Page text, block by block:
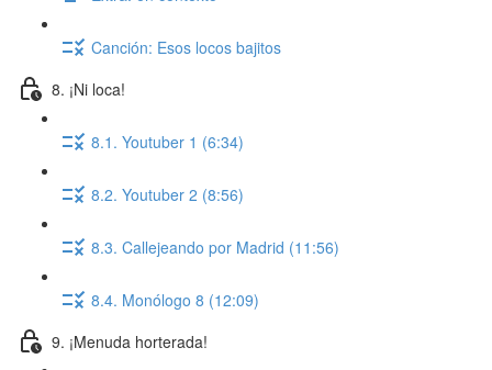
Canción: Esos locos bajitos
8. ¡Ni loca!
8.1. Youtuber 1 (6:34)
8.2. Youtuber 2 (8:56)
8.3. Callejeando por Madrid (11:56)
8.4. Monólogo 8 (12:09)
9. ¡Menuda horterada!